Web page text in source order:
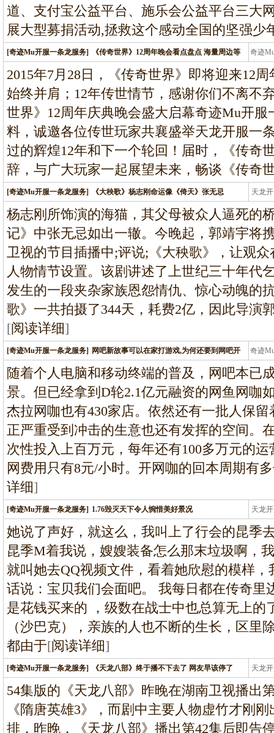
道、支付宝公益平台、施乐会公益平台三大
展大型募捐活动,拯救这个感动全国的坚强少
[奇迹Mu开服一条龙服务] 《传奇世界》12周年晚会看点盘点 海量周边等 奇迹
条
2015年7月28日，《传奇世界》即将迎来12
始终并肩；12年传世情节，感谢你们不离不
世界》12周年庆典晚会盛大启幕奇迹Mu开
料，诚邀各位传世玩家共襄盛举天龙开服一
过的辉煌12年和下一个轮回！届时，《传奇
辞，与广大玩家一起展望未来，畅谈《传奇
[奇迹Mu开服一条龙服务] 《大秧歌》杨志刚命运像《倚天》张无忌 天龙
龙
杨志刚所饰演的海猫，其父母被众人逼死的
记》中张无忌如出一辙。今晚起，郭靖宇将
卫视的节目插播中;评说;《大秧歌》，让观
人物情节设置。该剧讲述了上世纪三十年代
发生的一段夹杂家族恩怨情仇、惊心动魄的
歌》一共拍摄了344天，耗费2亿，因此导演
[阅读详细]
[奇迹Mu开服一条龙服务] 网吧新故事可以在家打游戏,为何还要到网吧开 奇迹
条
随着个人电脑和移动终端的普及，网吧本已
景。但已经拿到D轮2.1亿元融资的网鱼网咖
杰拉网咖也有430家店。依然还有一批人保
正严重受到冲击的生意也还有发挥的空间。
次性投入上百万元，每年还有100多万元的
网费用只有8元/小时。开网咖的回本周期有
详细]
[奇迹Mu开服一条龙服务] 1.76毁灭天下令人惋惜美好景况 天龙
龙
她说了声好，就这么，我叫上了行会的昆季
昆季M着我说，嫂嫂装备怎么那末垃圾啊，
就叫她去QQ视频文件，看着她欣慰的模样
话说：宝贝我们会面吧。 我每日都在传奇里
是花钱买来的 ，级数在战士中也总算无上的
（沙巴克），亲族的人也不断的生长，区里
都由于[阅读详细]
[奇迹Mu开服一条龙服务] 《天龙八部》终于播不下去了 网友早该停了 天龙
龙
54集版的《天龙八部》昨晚在湖南卫视播出
《隋唐英雄3》，而剧中主要人物虚竹才刚
排，昨晚，《天龙八部》播出第42集后即告